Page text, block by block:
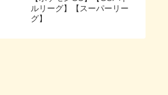
ルリーグ】【スーパーリー
グ】